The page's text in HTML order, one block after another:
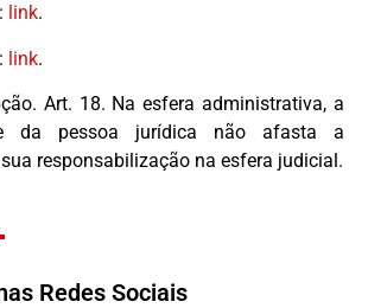
link.
link.
Art. 18. Na esfera administrativa, a
da pessoa jurídica não afasta a
responsabilização na esfera judicial.
Redes Sociais